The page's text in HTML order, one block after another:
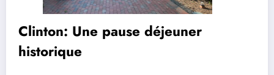
Clinton: Une pause déjeuner
historique